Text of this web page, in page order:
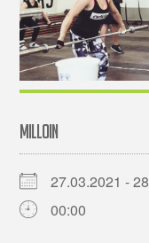
MILLOIN
27.03.2021 -
00:00